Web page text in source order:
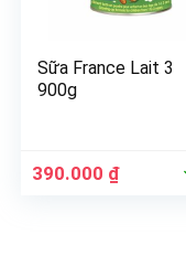
Sữa France Lait 3
900g
390.000 ₫